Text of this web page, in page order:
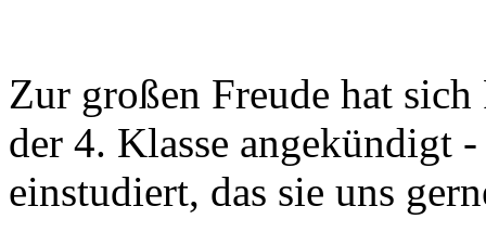
Zur großen Freude hat
der 4. Klasse angekündigt
einstudiert, das sie uns